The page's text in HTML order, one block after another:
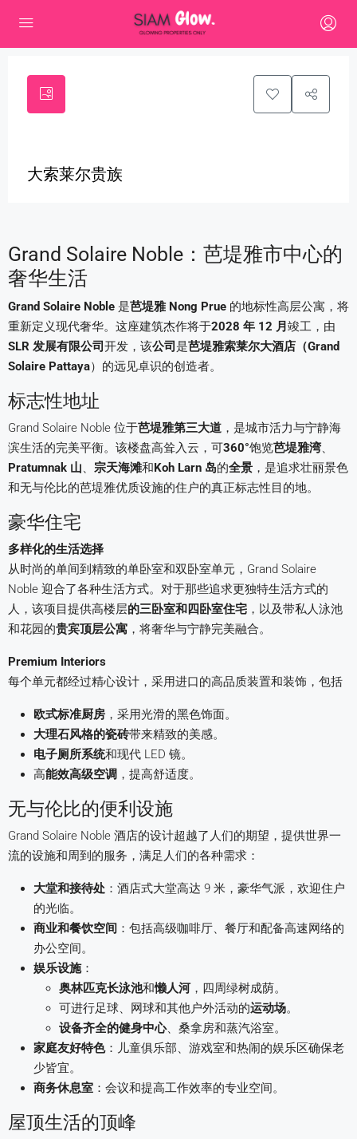
0
大索莱尔贵族
Grand Solaire Noble：芭堤雅市中心的
奢华生活
Grand Solaire Noble 是芭堤雅 Nong Prue 的地标性高层公寓，将
重新定义现代奢华。这座建筑杰作将于2028 年 12 月 竣工，由
SLR 发展有限公司开发，该公司 是芭堤雅索莱尔大酒店（Grand
Solaire Pattaya）的远见卓识的创造者。
标志性地址
Grand Solaire Noble 位于芭堤雅第三大道 ，是城市活力与宁静海
滨生活的完美平衡。该楼盘高耸入云，可360°饱览芭堤雅湾、
Pratumnak 山、 宗天海滩和Koh Larn 岛的全景 ，是追求壮丽景色
和无与伦比的芭堤雅优质设施的住户的真正标志性目的地。
豪华住宅
多样化的生活选择
从时尚的单间到精致的单卧室和双卧室单元，Grand Solaire
Noble 迎合了各种生活方式。对于那些追求更独特生活方式的
人，该项目提供高楼层的三卧室和四卧室住宅 ，以及带私人泳池
和花园的贵宾顶层公寓 ，将奢华与宁静完美融合。
Premium Interiors
每个单元都经过精心设计，采用进口的高品质装置和装饰，包括
欧式标准厨房 ，采用光滑的黑色饰面。
大理石风格的瓷砖带来精致的美感。
电子厕所系统和现代 LED 镜。
高能效高级空调 ，提高舒适度。
无与伦比的便利设施
Grand Solaire Noble 酒店的设计超越了人们的期望，提供世界一
流的设施和周到的服务，满足人们的各种需求：
大堂和接待处 ：酒店式大堂高达 9 米，豪华气派，欢迎住户
的光临。
商业和餐饮空间 ：包括高级咖啡厅、餐厅和配备高速网络的
办公空间。
娱乐设施：
奥林匹克长泳池和懒人河，四周绿树成荫。
可进行足球、网球和其他户外活动的运动场。
设备齐全的健身中心、桑拿房和蒸汽浴室。
家庭友好特色：儿童俱乐部、游戏室和热闹的娱乐区确保老
少皆宜。
商务休息室 ：会议和提高工作效率的专业空间。
屋顶生活的顶峰